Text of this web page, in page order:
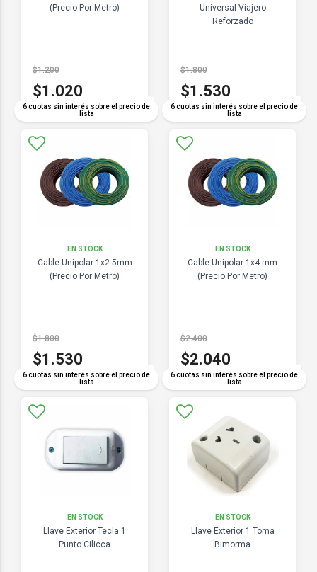
(Precio Por Metro)
6 cuotas sin interés sobre el precio de
lista
$1.200
$1.020
COMPARAR
Universal Viajero
Reforzado
6 cuotas sin interés sobre el precio de
lista
$1.800
$1.530
COMPARAR
EN STOCK
Cable Unipolar 1x2.5mm
(Precio Por Metro)
6 cuotas sin interés sobre el precio de
lista
$1.800
$1.530
COMPARAR
EN STOCK
Cable Unipolar 1x4 mm
(Precio Por Metro)
6 cuotas sin interés sobre el precio de
lista
$2.400
$2.040
COMPARAR
EN STOCK
Llave Exterior Tecla 1
Punto Cilicca
EN STOCK
Llave Exterior 1 Toma
Bimorma